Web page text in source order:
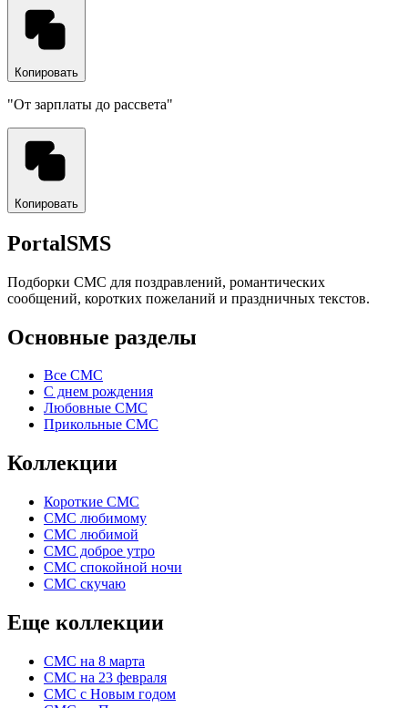
Копировать
"От зарплаты до рассвета"
Копировать
PortalSMS
Подборки СМС для поздравлений, романтических
сообщений, коротких пожеланий и праздничных текстов.
Основные разделы
Все СМС
С днем рождения
Любовные СМС
Прикольные СМС
Коллекции
Короткие СМС
СМС любимому
СМС любимой
СМС доброе утро
СМС спокойной ночи
СМС скучаю
Еще коллекции
СМС на 8 марта
СМС на 23 февраля
СМС с Новым годом